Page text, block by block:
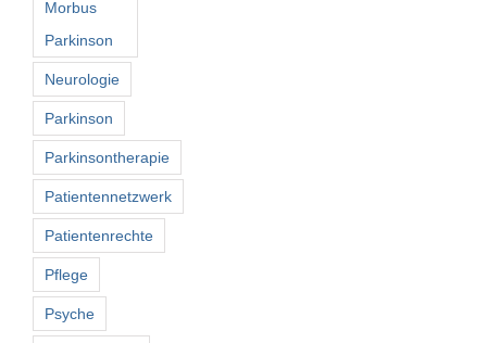
Morbus
Parkinson
Neurologie
Parkinson
Parkinsontherapie
Patientennetzwerk
Patientenrechte
Pflege
Psyche